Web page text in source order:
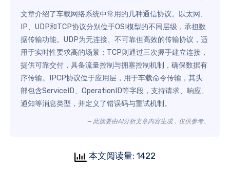
文章介绍了车载网络系统中常用的几种通信协议。以太网、
IP、UDP和TCP协议分别位于OSI模型的不同层级，承担数
据传输功能。UDP为无连接、不可靠但高效的传输协议，适
用于实时性要求高的场景；TCP则通过三次握手建立连接，
提供可靠交付，具备流量控制与拥塞控制机制，确保数据有
序传输。IPCP协议位于应用层，用于车载命令传输，其头
部包含ServiceID、OperationID等字段，支持请求、响应、
通知等消息类型，并定义了错误码与重试机制。
— 此摘要由AI分析文章内容生成，仅供参考。
本文阅读量: 1422